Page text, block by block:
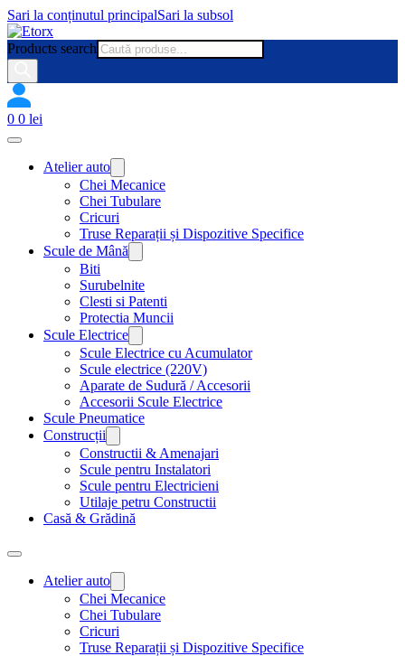
Sari la conținutul principalSari la subsol
Products search
0 0 lei
Atelier auto
Chei Mecanice
Chei Tubulare
Cricuri
Truse Reparații și Dispozitive Specifice
Scule de Mână
Biti
Surubelnite
Clesti si Patenti
Protectia Muncii
Scule Electrice
Scule Electrice cu Acumulator
Scule electrice (220V)
Aparate de Sudură / Accesorii
Accesorii Scule Electrice
Scule Pneumatice
Construcții
Constructii & Amenajari
Scule pentru Instalatori
Scule pentru Electricieni
Utilaje petru Constructii
Casă & Grădină
Atelier auto
Chei Mecanice
Chei Tubulare
Cricuri
Truse Reparații și Dispozitive Specifice